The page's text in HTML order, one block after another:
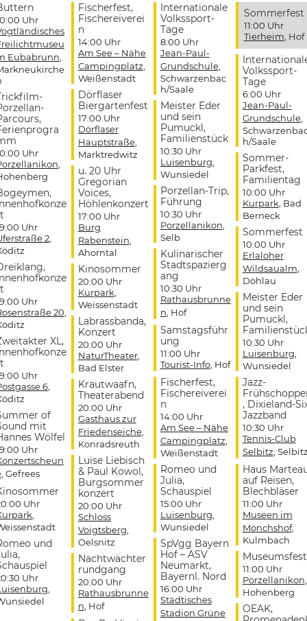
Uhr
Eubabrunn
Uhr
Uhr
2,
Uhr
20
XL,
Uhr
6,
of
mit
Wölfel
Uhr
, Gefrees
Uhr
und
Uhr
Fischerfest,
Fischereiverei
n
14:00 Uhr
Am See – Nähe
Campingplatz
Weißenstadt
Dörflaser
Biergartenfest
17:00 Uhr
Dörflaser
Hauptstraße,
Marktredwitz
u. 20 Uhr
Gregorian
Voices,
Höhlenkonzert
17:00 Uhr
Burg
Rabenstein
Ahorntal
Kinosommer
20:00 Uhr
Kurpark
Weissenstadt
Labrassbanda,
Konzert
20:00 Uhr
NaturTheater,
Bad Elster
Krautwaafn,
Theaterabend
20:00 Uhr
Gasthaus zur
Friedenseiche,
Konradsreuth
Luise Liebisch
& Paul Kowol,
Burgsommer
konzert
20:00 Uhr
Schloss
Voigtsberg
Oelsnitz
Nachtwächter
rundgang
20:00 Uhr
Rathausbrunne
n , Hof
Internationale
Volkssport-
Tage
8:00 Uhr
Jean-Paul-
Grundschule,
Schwarzenbac
h/Saale
Meister Eder
und sein
Pumuckl,
Familienstück
10:30 Uhr
Luisenburg
Wunsiedel
Porzellan-Trip,
Führung
10:30 Uhr
Porzellanikon
Selb
Kulinarischer
Stadtspazierg
ang
10:30 Uhr
Rathausbrunne
n , Hof
Samstagsführ
ung
11:00 Uhr
Tourist-Info, Hof
Fischerfest,
Fischereiverei
n
14:00 Uhr
Am See – Nähe
Campingplatz
Weißenstadt
Romeo und
Julia,
Schauspiel
15:00 Uhr
Luisenburg
Wunsiedel
SpVgg Bayern
Hof – ASV
Neumarkt,
Bayernl. Nord
16:00 Uhr
Städtisches
Stadion Grüne
Sommerfest
11:00 Uhr
Tierheim , Hof
Volkssport-
Tage
6:00 Uhr
Jean-Paul-
Grundschule,
h/Saale
Sommer-
Parkfest,
Familientag
10:00 Uhr
Kurpark , Bad
Berneck
Sommerfest
10:00 Uhr
Erlaloher
Wildsaualm
Döhlau
Meister Eder
und sein
Pumuckl,
10:30 Uhr
Luisenburg
Wunsiedel
Jazz-
, Dixieland-
Jazzband
10:30 Uhr
Tennis-Club
Selbitz ,
Haus
auf Reisen,
Blechbläser
11:00 Uhr
Museen im
Mönchshof,
Kulmbach
Museumsfest
11:00 Uhr
Porzellanikon
Hohenberg
OEAK,